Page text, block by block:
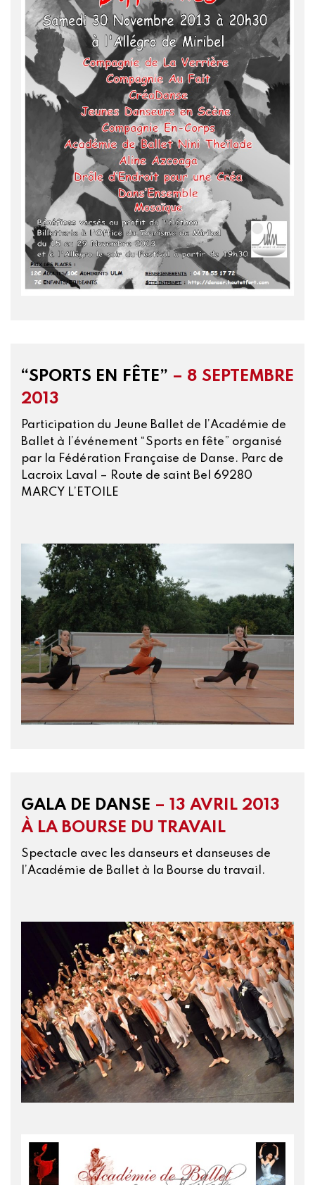
“SPORTS EN FÊTE” – 8 SEPTEMBRE
2013
Participation du Jeune Ballet de l’Académie de
Ballet à l’événement “Sports en fête” organisé
par la Fédération Française de Danse. Parc de
Lacroix Laval – Route de saint Bel 69280
MARCY L’ETOILE
GALA DE DANSE – 13 AVRIL 2013
À LA BOURSE DU TRAVAIL
Spectacle avec les danseurs et danseuses de
l’Académie de Ballet à la Bourse du travail.